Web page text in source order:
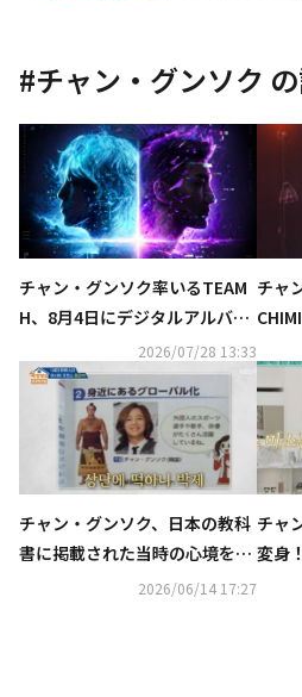
#チャン・グンソク
チャン・グンソク率いるTEAM
H、8月4日にデジタルアルバム
「DAWN AFTER DARK」配信リ
リース決定
2026/07/28 13:33
チャ
走
チャン・グンソク、日本の教科
書に掲載された当時の心境を告
白「信じられなかった」
2026/06/14 17:27
チャ
変身